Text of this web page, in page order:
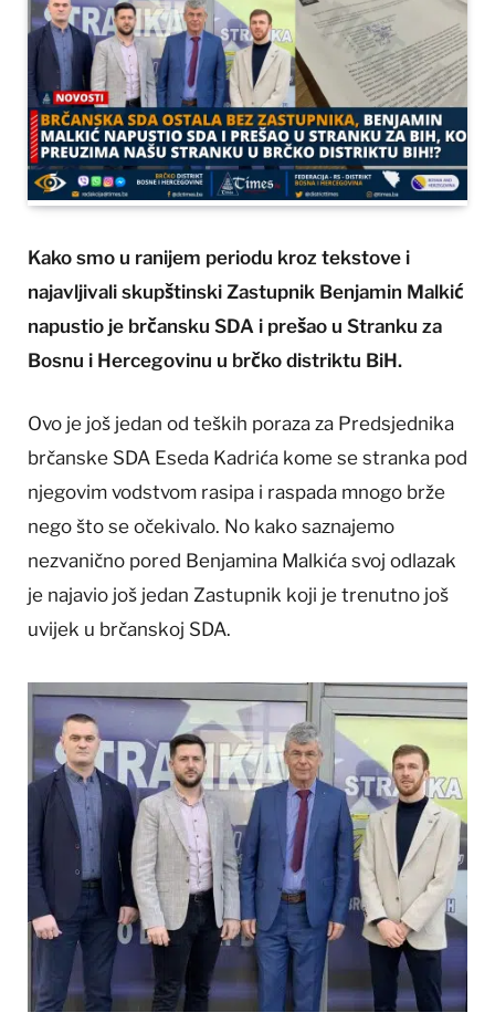
Kako smo u ranijem periodu kroz tekstove i
najavljivali skupštinski Zastupnik Benjamin Malkić
napustio je brčansku SDA i prešao u Stranku za
Bosnu i Hercegovinu u brčko distriktu BiH.
Ovo je još jedan od teških poraza za Predsjednika
brčanske SDA Eseda Kadrića kome se stranka pod
njegovim vodstvom rasipa i raspada mnogo brže
nego što se očekivalo. No kako saznajemo
nezvanično pored Benjamina Malkića svoj odlazak
je najavio još jedan Zastupnik koji je trenutno još
uvijek u brčanskoj SDA.